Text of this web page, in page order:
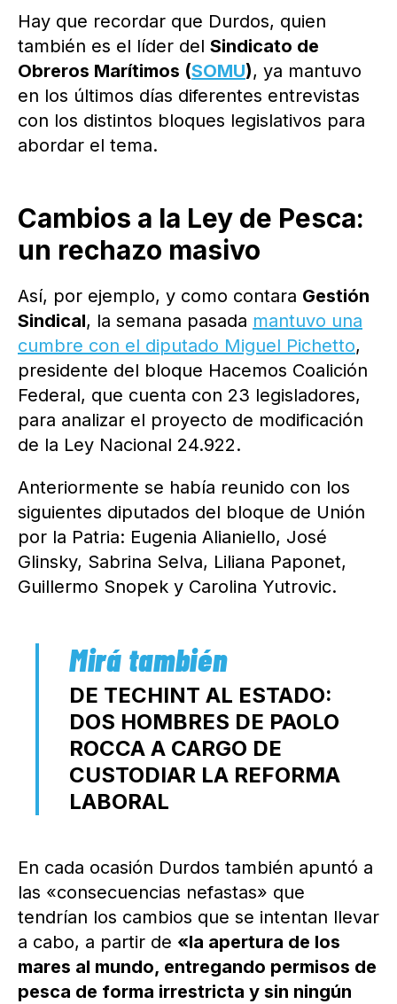
Hay que recordar que Durdos, quien
también es el líder del Sindicato de
Obreros Marítimos (SOMU), ya mantuvo
en los últimos días diferentes entrevistas
con los distintos bloques legislativos para
abordar el tema.
Cambios a la Ley de Pesca:
un rechazo masivo
Así, por ejemplo, y como contara Gestión
Sindical, la semana pasada mantuvo una
cumbre con el diputado Miguel Pichetto,
presidente del bloque Hacemos Coalición
Federal, que cuenta con 23 legisladores,
para analizar el proyecto de modificación
de la Ley Nacional 24.922.
Anteriormente se había reunido con los
siguientes diputados del bloque de Unión
por la Patria: Eugenia Alianiello, José
Glinsky, Sabrina Selva, Liliana Paponet,
Guillermo Snopek y Carolina Yutrovic.
DE TECHINT AL ESTADO:
DOS HOMBRES DE PAOLO
ROCCA A CARGO DE
CUSTODIAR LA REFORMA
LABORAL
En cada ocasión Durdos también apuntó a
las «consecuencias nefastas» que
tendrían los cambios que se intentan llevar
a cabo, a partir de «la apertura de los
mares al mundo, entregando permisos de
pesca de forma irrestricta y sin ningún